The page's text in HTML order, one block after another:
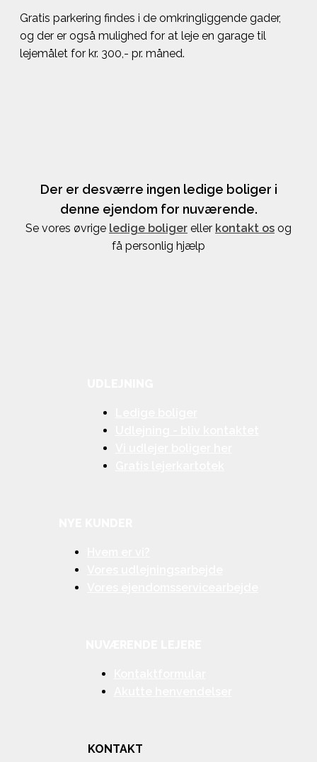
Gratis parkering findes i de omkringliggende gader,
og der er også mulighed for at leje en garage til
lejemålet for kr. 300,- pr. måned.
Der er desværre ingen ledige boliger i
denne ejendom for nuværende.
Se vores øvrige ledige boliger eller kontakt os og
få personlig hjælp
KONTAKT